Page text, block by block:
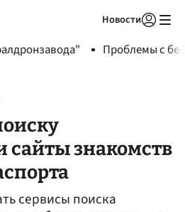
Новости
Проблемы с
сайты знакомств
сервисы поиска